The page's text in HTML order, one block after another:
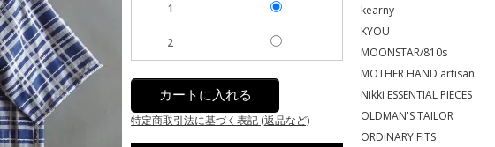
1
2
特定商取引法に基づく表記 (返品など)
kearny
KYOU
MOONSTAR/810s
MOTHER HAND artisan
Nikki ESSENTIAL PIECES
OLDMAN'S TAILOR
ORDINARY FITS